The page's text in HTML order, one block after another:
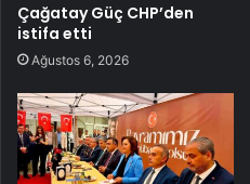
Çağatay Güç CHP’den
istifa etti
Ağustos 6, 2026